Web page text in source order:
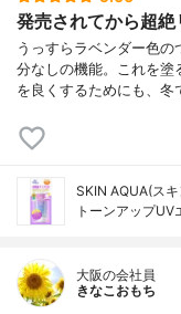
発売されてから超
うっすらラベンダー色
分なしの機能。これを塗
を良くするためにも、冬
SKIN AQUA(ス
トーンアップUV
大阪の会社員
きなこおもち